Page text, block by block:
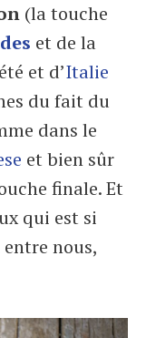
(la touche
et de la
et d’Italie
du fait du
dans le
et bien sûr
finale. Et
qui est si
nous,